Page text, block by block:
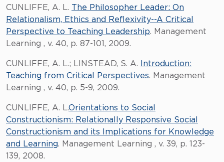
CUNLIFFE, A. L. The Philosopher Leader: On
Relationalism, Ethics and Reflexivity--A Critical
Perspective to Teaching Leadership. Management
Learning , v. 40, p. 87-101, 2009.
CUNLIFFE, A. L.; LINSTEAD, S. A.
Introduction:
Teaching from Critical Perspectives. Management
Learning , v. 40, p. 5-9, 2009.
CUNLIFFE, A. L.Orientations to Social
Constructionism: Relationally Responsive Social
Constructionism and its Implications for Knowledge
and Learning. Management Learning , v. 39, p. 123-
139, 2008.